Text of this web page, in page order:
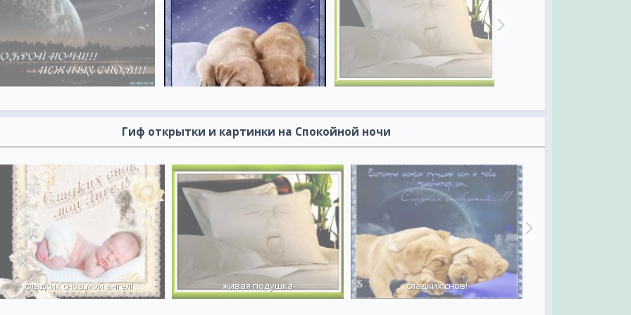
Гиф открытки и картинки на Спокойной ночи
сладких снов,мой ангел! живая подушка сладких снов!